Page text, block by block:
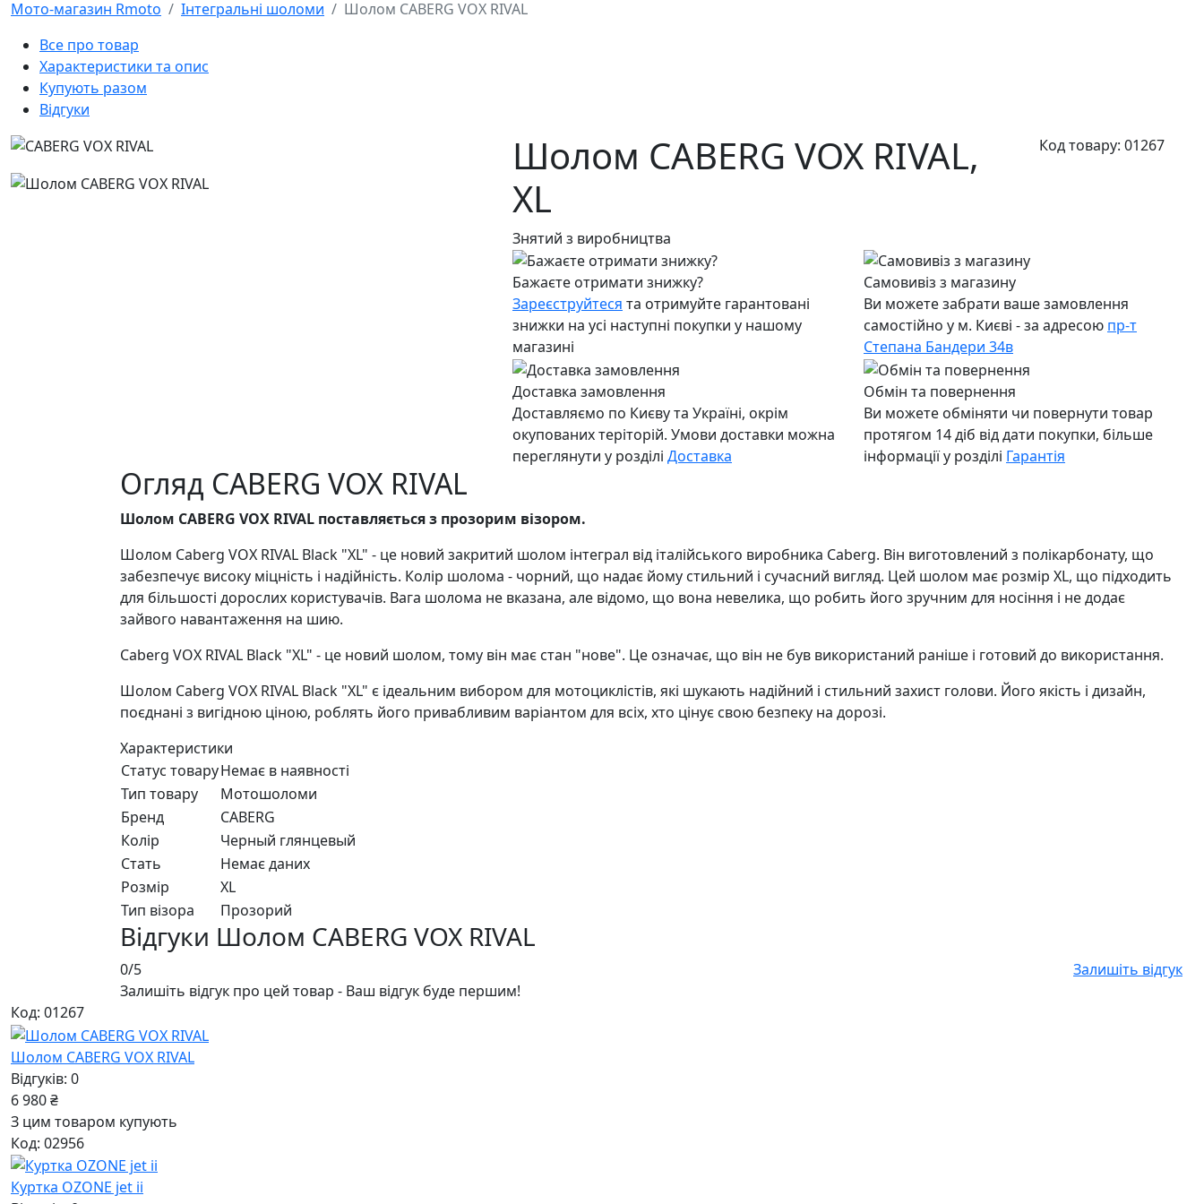
Мото-магазин Rmoto
Інтегральні шоломи
Шолом CABERG VOX RIVAL
Все про товар
Характеристики та опис
Купують разом
Відгуки
Шолом CABERG VOX RIVAL,
XL
Знятий з виробництва
Код товару: 01267
Бажаєте отримати знижку?
Зареєструйтеся та отримуйте гарантовані
знижки на усі наступні покупки у нашому
магазині
Самовивіз з магазину
Ви можете забрати ваше замовлення
самостійно у м. Києві - за адресою пр-т
Степана Бандери 34в
Доставка замовлення
Доставляємо по Києву та Україні, окрім
окупованих теріторій. Умови доставки можна
переглянути у розділі Доставка
Обмін та повернення
Ви можете обміняти чи повернути товар
протягом 14 діб від дати покупки, більше
інформації у розділі Гарантія
Огляд CABERG VOX RIVAL
Шолом CABERG VOX RIVAL поставляється з прозорим візором.
Шолом Caberg VOX RIVAL Black "XL" - це новий закритий шолом інтеграл від італійського виробника Caberg. Він виготовлений з полікарбонату, що
забезпечує високу міцність і надійність. Колір шолома - чорний, що надає йому стильний і сучасний вигляд. Цей шолом має розмір XL, що підходить
для більшості дорослих користувачів. Вага шолома не вказана, але відомо, що вона невелика, що робить його зручним для носіння і не додає
зайвого навантаження на шию.
Caberg VOX RIVAL Black "XL" - це новий шолом, тому він має стан "нове". Це означає, що він не був використаний раніше і готовий до використання.
Шолом Caberg VOX RIVAL Black "XL" є ідеальним вибором для мотоциклістів, які шукають надійний і стильний захист голови. Його якість і дизайн,
поєднані з вигідною ціною, роблять його привабливим варіантом для всіх, хто цінує свою безпеку на дорозі.
Характеристики
Статус товаруНемає в наявності
Тип товару
Мотошоломи
Бренд
CABERG
Колір
Черный глянцевый
Стать
Немає даних
Розмір
XL
Тип візора
Прозорий
Відгуки Шолом CABERG VOX RIVAL
0/5
Залишіть відгук
Залишіть відгук про цей товар - Ваш відгук буде першим!
Код: 01267
Шолом CABERG VOX RIVAL
Відгуків: 0
6 980 ₴
З цим товаром купують
Код: 02956
Куртка OZONE jet ii